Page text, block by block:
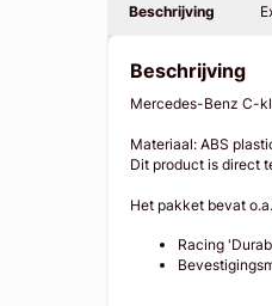
Beschrijving
Beschrijving
Mercedes-Benz C-
Materiaal: ABS
Dit product is direct
Het pakket bevat
Racing